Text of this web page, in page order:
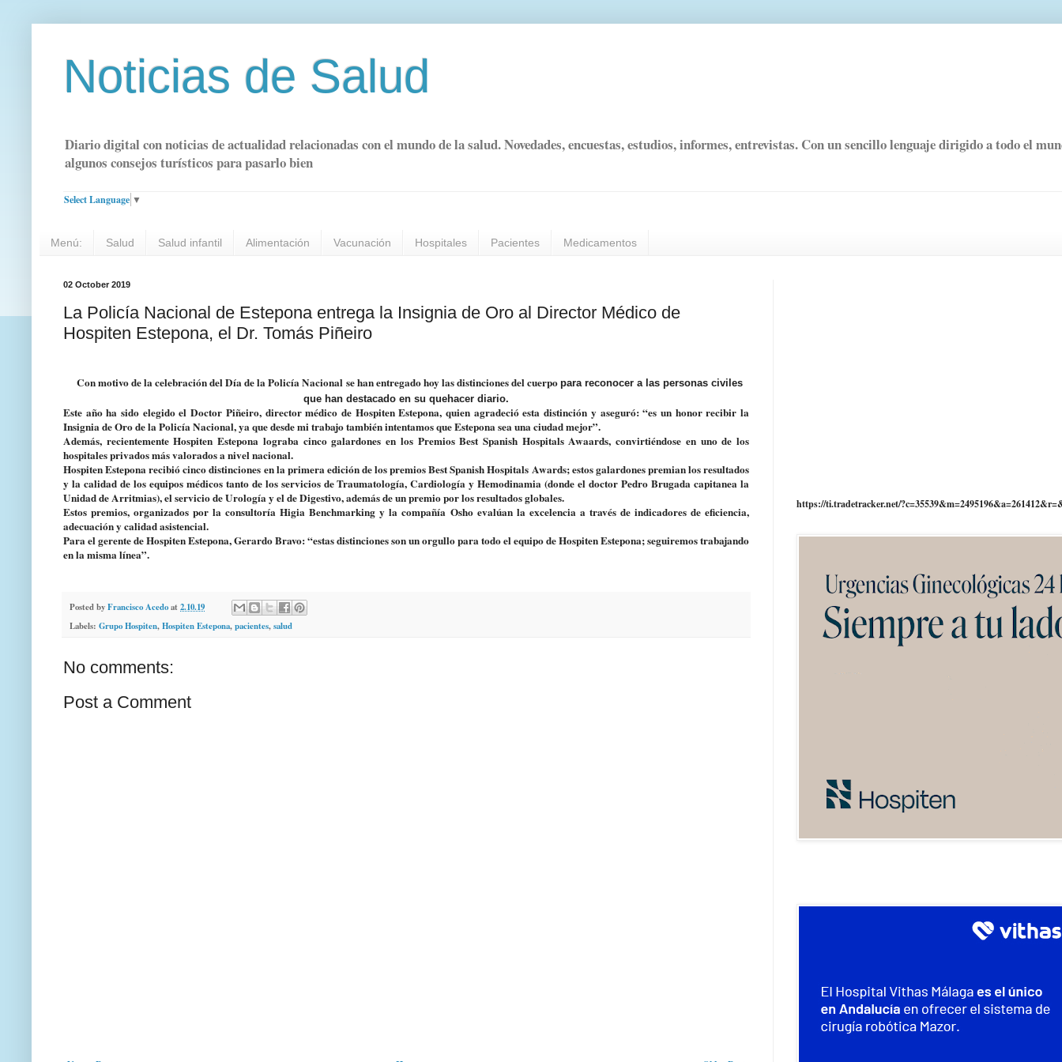
Noticias de Salud
Diario digital con noticias de actualidad relacionadas con el mundo de la salud. Novedades, encuestas, estudios, informes, entrevistas. Con un sencillo lenguaje dirigido a todo el
algunos consejos turísticos para pasarlo bien
Select Language ▼
Menú: Salud Salud infantil Alimentación Vacunación Hospitales Pacientes Medicamentos
02 October 2019
La Policía Nacional de Estepona entrega la Insignia de Oro al Director Médico de
Hospiten Estepona, el Dr. Tomás Piñeiro
Con motivo de la celebración del Día de la Policía Nacional se han entregado hoy las distinciones del cuerpo para reconocer a las personas civiles
que han destacado en su quehacer diario.
Este año ha sido elegido elDoctor Piñeiro, director médico de Hospiten Estepona, quien agradeció esta distinción y aseguró: “es un honor recibir la
Insignia de Oro de la Policía Nacional, ya que desde mi trabajo también intentamos que Estepona sea una ciudad mejor”.
Además, recientemente Hospiten Estepona lograba cinco galardones en los Premios Best Spanish Hospitals Awaards,convirtiéndose en uno de los
hospitales privados más valorados a nivel nacional.
Hospiten Estepona recibió cinco distinciones en la primera edición de los premios Best Spanish Hospitals Awards; estos galardones premian los resultados
y la calidad de los equipos médicos tanto de los servicios de Traumatología, Cardiología y Hemodinamia (donde el doctor Pedro Brugada capitanea la
Unidad de Arritmias), el servicio de Urología y el de Digestivo, además de un premio por los resultados globales.
Estos premios, organizados por la consultoría Higia Benchmarking y la compañía Osho evalúan la excelencia a través de indicadores de eficiencia,
adecuación y calidad asistencial.
Para el gerente de Hospiten Estepona, Gerardo Bravo: “estas distinciones son un orgullo para todo el equipo de Hospiten Estepona; seguiremos trabajando
en la misma línea”.
Posted byFrancisco Acedoat 2.10.19
Labels: Grupo Hospiten,Hospiten Estepona,pacientes,salud
No comments:
Post a Comment
https://ti.tradetracker.net/